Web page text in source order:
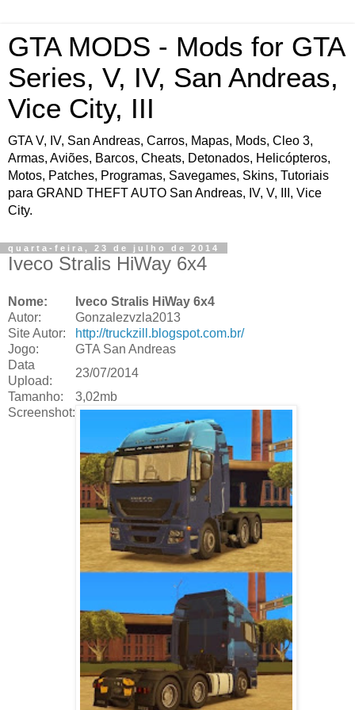
GTA MODS - Mods for GTA
Series, V, IV, San Andreas,
Vice City, III
GTA V, IV, San Andreas, Carros, Mapas, Mods, Cleo 3,
Armas, Aviões, Barcos, Cheats, Detonados, Helicópteros,
Motos, Patches, Programas, Savegames, Skins, Tutoriais
para GRAND THEFT AUTO San Andreas, IV, V, III, Vice
City.
quarta-feira, 23 de julho de 2014
Iveco Stralis HiWay 6x4
Nome:
Iveco Stralis HiWay 6x4
Autor:
Gonzalezvzla2013
Site Autor:
http://truckzill.blogspot.com.br/
Jogo:
GTA San Andreas
Data
Upload:
23/07/2014
Tamanho:
3,02mb
Screenshot: